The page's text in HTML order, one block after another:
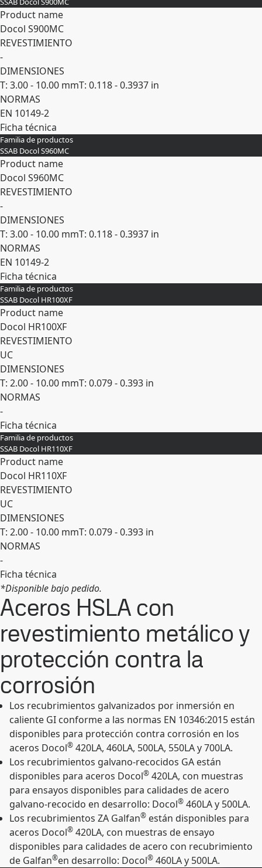
Product name
Docol S900MC
REVESTIMIENTO
-
DIMENSIONES
T: 3.00 - 10.00 mmT: 0.118 - 0.3937 in
NORMAS
EN 10149-2
Ficha técnica
Expandir
Familia de productos
SSAB Docol S960MC
Product name
Docol S960MC
REVESTIMIENTO
-
DIMENSIONES
T: 3.00 - 10.00 mmT: 0.118 - 0.3937 in
NORMAS
EN 10149-2
Ficha técnica
Expandir
Familia de productos
SSAB Docol HR100XF
Product name
Docol HR100XF
REVESTIMIENTO
UC
DIMENSIONES
T: 2.00 - 10.00 mmT: 0.079 - 0.393 in
NORMAS
-
Ficha técnica
Expandir
Familia de productos
SSAB Docol HR110XF
Product name
Docol HR110XF
REVESTIMIENTO
UC
DIMENSIONES
T: 2.00 - 10.00 mmT: 0.079 - 0.393 in
NORMAS
-
Ficha técnica
Expandir
*Disponible bajo pedido.
Aceros HSLA con
revestimiento metálico y
protección contra la
corrosión
Los recubrimientos galvanizados por inmersión en
caliente GI conforme a las normas EN 10346:2015 están
disponibles para protección contra corrosión en los
aceros Docol® 420LA, 460LA, 500LA, 550LA y 700LA.
Los recubrimientos galvano-recocidos GA están
disponibles para aceros Docol® 420LA, con muestras
para ensayos disponibles para calidades de acero
galvano-recocido en desarrollo: Docol® 460LA y 500LA.
Los recubrimientos ZA Galfan® están disponibles para
aceros Docol® 420LA, con muestras de ensayo
disponibles para calidades de acero con recubrimiento
de Galfan®en desarrollo: Docol® 460LA y 500LA.